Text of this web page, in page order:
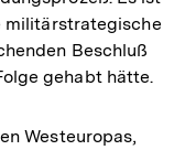
militärstrategische
Beschluß
gehabt hätte.
Westeuropas,